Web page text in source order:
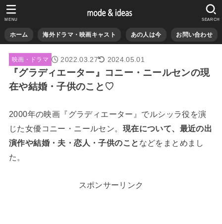
ホーム 海外ドラマ・映画キャスト あの人は今 お問い合わせ
SEARCH
MENU
映画・ドラマ 2022.03.27 2024.05.01
『グラディエーター』コニー・ニールセンの現
在や結婚・子供のこと♡
2000年の映画『グラディエーター』でルシッラ役を演
じた女優コニー・ニールセン。 現在について、最近の出
演作や結婚・夫・恋人・子供のこと などをまとめまし
た。
スポンサーリンク